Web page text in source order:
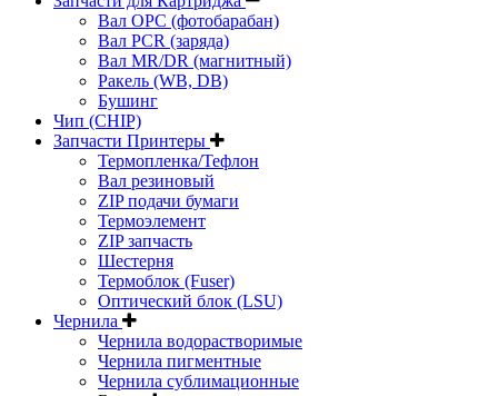
Вал OPC (фотобарабан)
Вал PCR (заряда)
Вал MR/DR (магнитный)
Ракель (WB, DB)
Бушинг
Чип (CHIP)
Запчасти Принтеры
Термопленка/Тефлон
Вал резиновый
ZIP подачи бумаги
Термоэлемент
ZIP запчасть
Шестерня
Термоблок (Fuser)
Оптический блок (LSU)
Чернила
Чернила водорастворимые
Чернила пигментные
Чернила сублимационные